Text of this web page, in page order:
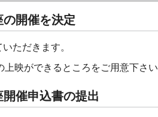
開催を決定
ただきます。
映ができるところをご用意下さい
催申込書の提出